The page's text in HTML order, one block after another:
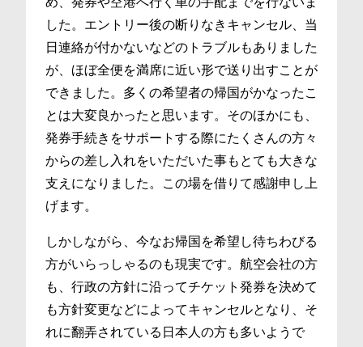
した。エントリー後の断りなきキャンセル、当
日連絡が付かないなどのトラブルもありました
が、ほぼ全便を満席に近い形で送り出すことが
できました。多くの希望者の帰国がかなったこ
とは大変良かったと思います。そのほかにも、
発券手続きをサポートする際にたくさんの方々
からの差し入れをいただいた事もとても大きな
支えになりました。この場を借りて感謝申し上
げます。
しかしながら、今なお帰国を希望し待ちわびる
方がいらっしゃるのも現実です。航空会社の方
も、行政の方針に沿ってチケット発券を決めて
も方針変更などによってキャンセルとなり、そ
れに翻弄されている日本人の方も多いようで